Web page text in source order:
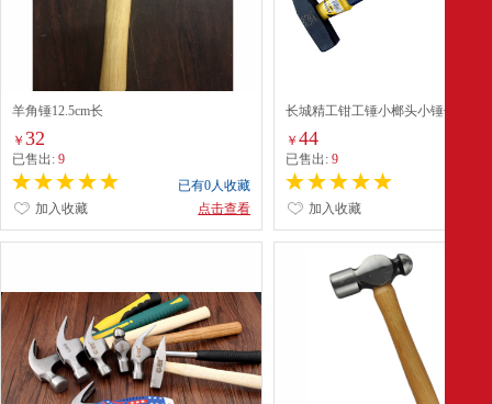
羊角锤12.5cm长
￥ 32
已售出: 9
已有0人收藏
点击查看
加入收藏
长城精工钳工锤小榔头小锤子钣金
￥44
已售出:9
加入收藏